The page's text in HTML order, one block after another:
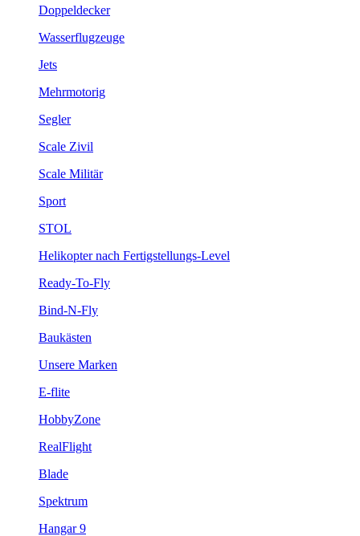
Doppeldecker
Wasserflugzeuge
Jets
Mehrmotorig
Segler
Scale Zivil
Scale Militär
Sport
STOL
Helikopter nach Fertigstellungs-Level
Ready-To-Fly
Bind-N-Fly
Baukästen
Unsere Marken
E-flite
HobbyZone
RealFlight
Blade
Spektrum
Hangar 9